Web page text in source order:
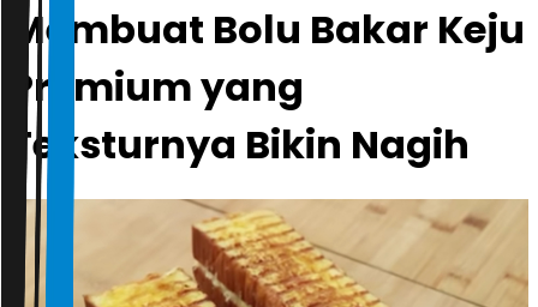
Membuat Bolu Bakar Keju
Premium yang
Teksturnya Bikin Nagih